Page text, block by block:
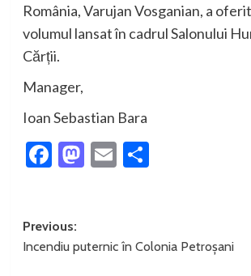
România, Varujan Vosganian, a
volumul lansat în cadrul Salonului
Cărții.
Manager,
Ioan Sebastian Bara
Facebook
Mastodon
Email
Post
navigation
Previous:
Incendiu puternic în Colonia Petroșani